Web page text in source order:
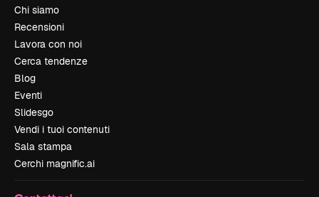
Chi siamo
Recensioni
Lavora con noi
Cerca tendenze
Blog
Eventi
Slidesgo
Vendi i tuoi contenuti
Sala stampa
Cerchi magnific.ai